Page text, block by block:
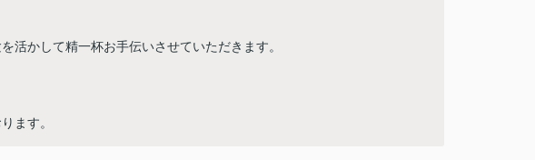
活かして精一杯お手伝いさせていただきます。
ます。